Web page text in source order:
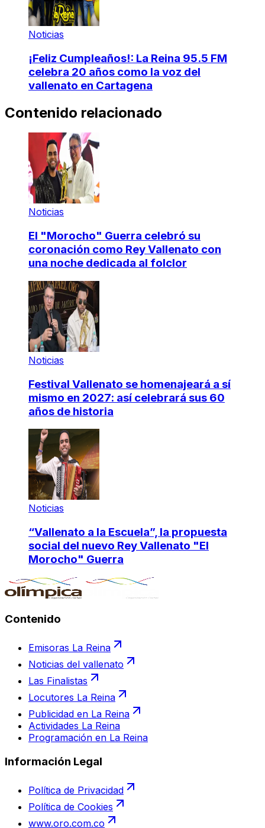
Noticias
¡Feliz Cumpleaños!: La Reina 95.5 FM
celebra 20 años como la voz del
vallenato en Cartagena
Contenido relacionado
Noticias
El "Morocho" Guerra celebró su
coronación como Rey Vallenato con
una noche dedicada al folclor
Noticias
Festival Vallenato se homenajeará a sí
mismo en 2027: así celebrará sus 60
años de historia
Noticias
“Vallenato a la Escuela”, la propuesta
social del nuevo Rey Vallenato "El
Morocho" Guerra
Contenido
Emisoras La Reina
Noticias del vallenato
Las Finalistas
Locutores La Reina
Publicidad en La Reina
Actividades La Reina
Programación en La Reina
Información Legal
Política de Privacidad
Política de Cookies
www.oro.com.co